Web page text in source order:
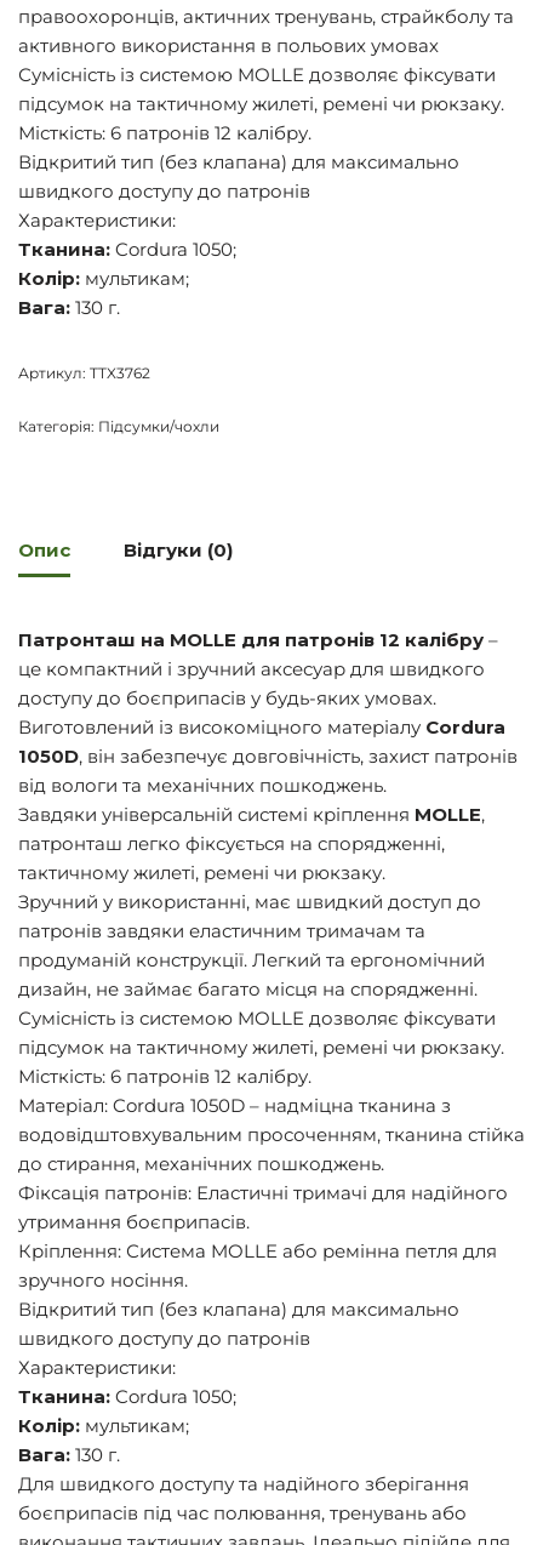
правоохоронців, актичних тренувань, страйкболу та
активного використання в польових умовах
Сумісність із системою MOLLE дозволяє фіксувати
підсумок на тактичному жилеті, ремені чи рюкзаку.
Місткість: 6 патронів 12 калібру.
Відкритий тип (без клапана) для максимально
швидкого доступу до патронів
Характеристики:
Тканина: Cordura 1050;
Колір: мультикам;
Вага: 130 г.
Артикул: TTX3762
Категорія: Підсумки/чохли
Опис Відгуки (0)
Патронташ на MOLLE для патронів 12 калібру –
це компактний і зручний аксесуар для швидкого
доступу до боєприпасів у будь-яких умовах.
Виготовлений із високоміцного матеріалу Cordura
1050D, він забезпечує довговічність, захист патронів
від вологи та механічних пошкоджень.
Завдяки універсальній системі кріплення MOLLE,
патронташ легко фіксується на спорядженні,
тактичному жилеті, ремені чи рюкзаку.
Зручний у використанні, має швидкий доступ до
патронів завдяки еластичним тримачам та
продуманій конструкції. Легкий та ергономічний
дизайн, не займає багато місця на спорядженні.
Сумісність із системою MOLLE дозволяє фіксувати
підсумок на тактичному жилеті, ремені чи рюкзаку.
Місткість: 6 патронів 12 калібру.
Матеріал: Cordura 1050D – надміцна тканина з
водовідштовхувальним просоченням, тканина стійка
до стирання, механічних пошкоджень.
Фіксація патронів: Еластичні тримачі для надійного
утримання боєприпасів.
Кріплення: Система MOLLE або ремінна петля для
зручного носіння.
Відкритий тип (без клапана) для максимально
швидкого доступу до патронів
Характеристики:
Тканина: Cordura 1050;
Колір: мультикам;
Вага: 130 г.
Для швидкого доступу та надійного зберігання
боєприпасів під час полювання, тренувань або